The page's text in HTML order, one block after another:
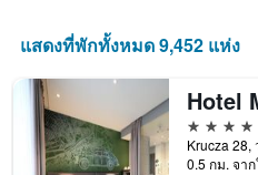
ดง
เฉลี่ย
ของ
ห้อง
พัก
แสดงที่พักทั้งหมด 9,452 แห่ง
4 ดาว
0.5 กม. จาก